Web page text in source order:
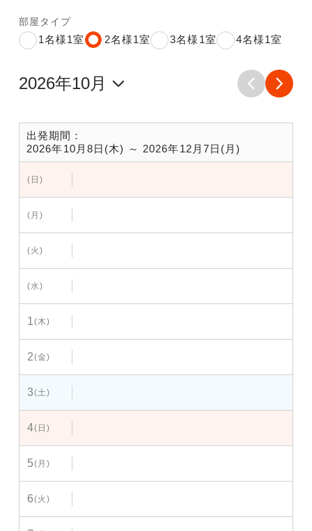
部屋タイプ
1名様1室 2名様1室 3名様1室 4名様1室
出発期間：
2026年10月8日(木) ～ 2026年12月7日(月)
(日)
(月)
(火)
(水)
1(木)
2(金)
3(土)
4(日)
5(月)
6(火)